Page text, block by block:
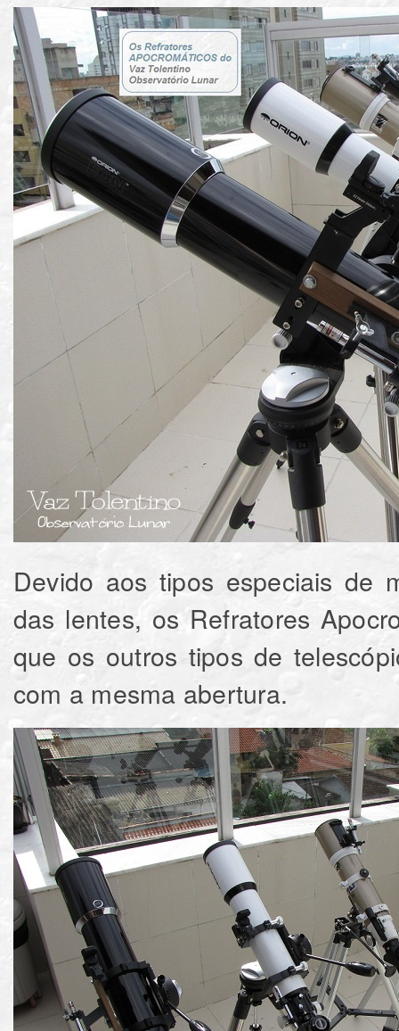
Devido aos tipos especiais de
das lentes, os Refratores
que os outros tipos de
com a mesma abertura.